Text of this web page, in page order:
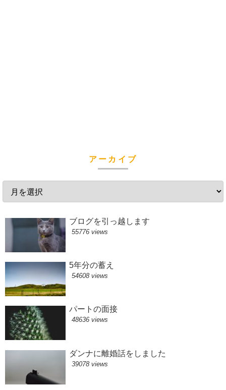
アーカイブ
ブログを引っ越します
55776 views
5年分の蓄え
54608 views
パートの面接
48636 views
ダンナに離婚話をしました
39078 views